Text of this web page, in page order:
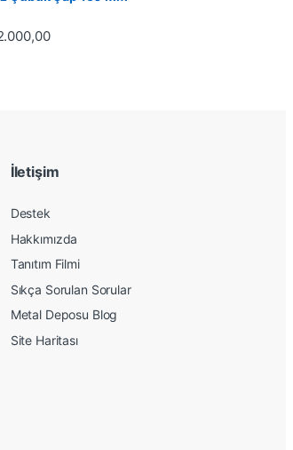
İletişim
Destek
Hakkımızda
Tanıtım Filmi
Sıkça Sorulan Sorular
Metal Deposu Blog
Site Haritası